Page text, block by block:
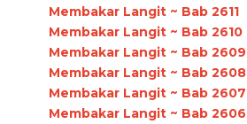
Membakar Langit ~ Bab 2611
Membakar Langit ~ Bab 2610
Membakar Langit ~ Bab 2609
Membakar Langit ~ Bab 2608
Membakar Langit ~ Bab 2607
Membakar Langit ~ Bab 2606